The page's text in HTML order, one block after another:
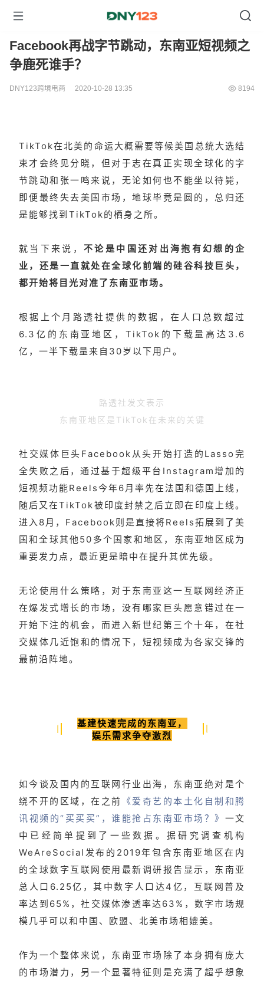
Facebook再战字节跳动，东南亚短视频之
争鹿死谁手？
DNY123跨境电商 2020-10-28 13:35 8194
TikTok在北美的命运大概需要等候美国总统大选结
束才会终见分晓，但对于志在真正实现全球化的字
节跳动和张一鸣来说，无论如何也不能坐以待毙，
即便最终失去美国市场，地球毕竟是圆的，总归还
是能够找到TikTok的栖身之所。
就当下来说，不论是中国还对出海抱有幻想的企
业，还是一直就处在全球化前端的硅谷科技巨头，
都开始将目光对准了东南亚市场。
根据上个月路透社提供的数据，在人口总数超过
6.3亿的东南亚地区，TikTok的下载量高达3.6
亿，一半下载量来自30岁以下用户。
路透社发文表示
东南亚地区是TikTok在未来的关键
社交媒体巨头Facebook从头开始打造的Lasso完
全失败之后，通过基于超级平台Instagram增加的
短视频功能Reels今年6月率先在法国和德国上线，
随后又在TikTok被印度封禁之后立即在印度上线。
进入8月，Facebook则是直接将Reels拓展到了美
国和全球其他50多个国家和地区，东南亚地区成为
重要发力点，最近更是暗中在提升其优先级。
无论使用什么策略，对于东南亚这一互联网经济正
在爆发式增长的市场，没有哪家巨头愿意错过在一
开始下注的机会，而进入新世纪第三个十年，在社
交媒体几近饱和的情况下，短视频成为各家交锋的
最前沿阵地。
基建快速完成的东南亚，
娱乐需求争夺激烈
如今谈及国内的互联网行业出海，东南亚绝对是个
绕不开的区域，在之前 《爱奇艺的本土化自制和腾
讯视频的“买买买”，谁能抢占东南亚市场？》 一文
中已经简单提到了一些数据。据研究调查机构
WeAreSocial发布的2019年包含东南亚地区在内
的全球数字互联网使用最新调研报告显示，东南亚
总人口6.25亿，其中数字人口达4亿，互联网普及
率达到65%，社交媒体渗透率达63%，数字市场规
模几乎可以和中国、欧盟、北美市场相媲美。
作为一个整体来说，东南亚市场除了本身拥有庞大
的市场潜力，另一个显著特征则是充满了超乎想象